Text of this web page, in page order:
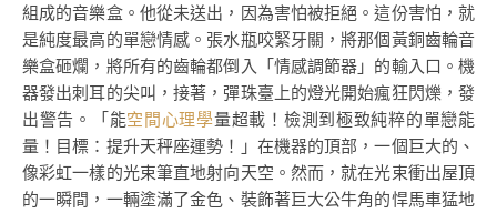
組成的音樂盒。他從未送出，因為害怕被拒絕。這份害怕，就
是純度最高的單戀情感。張水瓶咬緊牙關，將那個黃銅齒輪音
樂盒砸爛，將所有的齒輪都倒入「情感調節器」的輸入口。機
器發出刺耳的尖叫，接著，彈珠臺上的燈光開始瘋狂閃爍，發
出警告。「能空間心理學量超載！檢測到極致純粹的單戀能
量！目標：提升天秤座運勢！」在機器的頂部，一個巨大的、
像彩虹一樣的光束筆直地射向天空。然而，就在光束衝出屋頂
的一瞬間，一輛塗滿了金色、裝飾著巨大公牛角的悍馬車猛地